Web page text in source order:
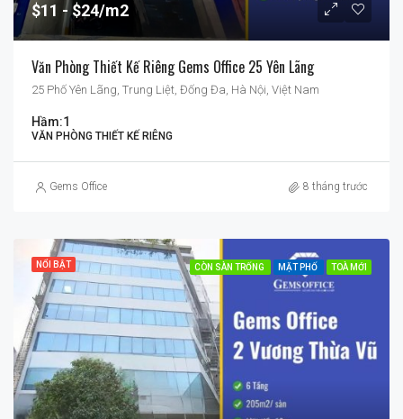
$11 $24/m2
Văn Phòng Thiết Kế Riêng Gems Office 25 Yên Lãng
25 Phố Yên Lãng, Trung Liệt, Đống Đa, Hà Nội, Việt Nam
Hầm:1
VĂN PHÒNG THIẾT KẾ RIÊNG
Gems Office 8 tháng trước
NỔI BẬT CÒN SÀN TRỐNG MẶT PHỐ TOÀ MỚI